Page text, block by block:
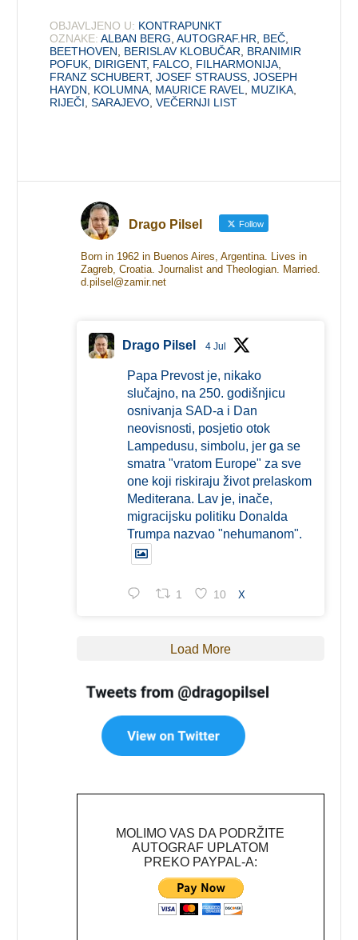
OBJAVLJENO U: KONTRAPUNKT
OZNAKE: ALBAN BERG ,AUTOGRAF.HR BEČ
BEETHOVEN
BERISLAV KLOBUČAR
BRANIMIR
POFUK DIRIGENT, FALCO FILHARMONIJA
FRANZ SCHUBERT,JOSEF STRAUSS ,JOSEPH
HAYDN
KOLUMNA MAURICE RAVEL MUZIKA
RIJEČI ,SARAJEVO ,VEČERNJI LIST
Drago Pilsel Follow
Born in 1962 in Buenos Aires, Argentina. Lives in
Zagreb, Croatia. Journalist and Theologian. Married.
d.pilsel@zamir.net
Drago Pilsel 4 Jul
Papa Prevost je, nikako
slučajno, na 250. godišnjicu
osnivanja SAD-a i Dan
neovisnosti, posjetio otok
Lampedusu, simbolu, jer ga se
smatra "vratom Europe" za sve
one koji riskiraju život prelaskom
Mediterana. Lav je, inače,
migracijsku politiku Donalda
Trumpa nazvao "nehumanom".
1 10 X
Load More
MOLIMO VAS DA PODRŽITE
AUTOGRAF UPLATOM
PREKO PAYPAL-A: